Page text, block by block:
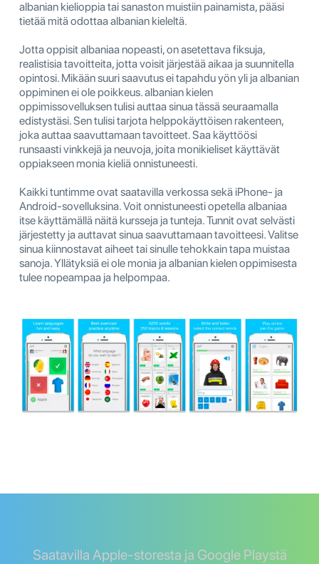
albanian kielioppia tai sanaston muistiin painamista, pääsi
tietää mitä odottaa albanian kieleltä.
Jotta oppisit albaniaa nopeasti, on asetettava fiksuja,
realistisia tavoitteita, jotta voisit järjestää aikaa ja suunnitella
opintosi. Mikään suuri saavutus ei tapahdu yön yli ja albanian
oppiminen ei ole poikkeus. albanian kielen
oppimissovelluksen tulisi auttaa sinua tässä seuraamalla
edistystäsi. Sen tulisi tarjota helppokäyttöisen rakenteen,
joka auttaa saavuttamaan tavoitteet. Saa käyttöösi
runsaasti vinkkejä ja neuvoja, joita monikieliset käyttävät
oppiakseen monia kieliä onnistuneesti.
Kaikki tuntimme ovat saatavilla verkossa sekä iPhone- ja
Android-sovelluksina. Voit onnistuneesti opetella albaniaa
itse käyttämällä näitä kursseja ja tunteja. Tunnit ovat selvästi
järjestetty ja auttavat sinua saavuttamaan tavoitteesi. Valitse
sinua kiinnostavat aiheet tai sinulle tehokkain tapa muistaa
sanoja. Yllätyksiä ei ole monia ja albanian kielen oppimisesta
tulee nopeampaa ja helpompaa.
Saatavilla Apple-storesta ja Google Playstä